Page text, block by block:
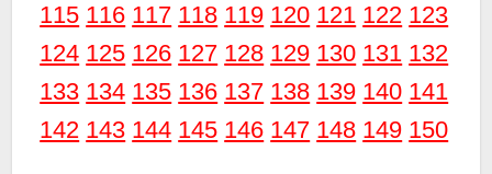
115 116 117 118 119 120 121 122 123
124 125 126 127 128 129 130 131 132
133 134 135 136 137 138 139 140 141
142 143 144 145 146 147 148 149 150